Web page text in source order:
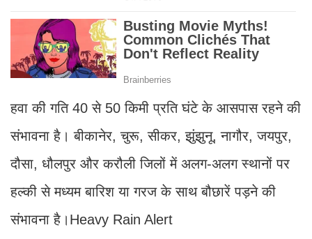
हवा की गति 40 से 50 किमी प्रति घंटे के आसपास रहने की
संभावना है। बीकानेर, चुरू, सीकर, झुंझुनू, नागौर, जयपुर,
दौसा, धौलपुर और करौली जिलों में अलग-अलग स्थानों पर
हल्की से मध्यम बारिश या गरज के साथ बौछारें पड़ने की
संभावना है।Heavy Rain Alert